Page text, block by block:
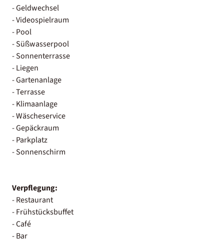
- Geldwechsel
- Videospielraum
- Pool
- Süßwasserpool
- Sonnenterrasse
- Liegen
- Gartenanlage
- Terrasse
- Klimaanlage
- Wäscheservice
- Gepäckraum
- Parkplatz
- Sonnenschirm
Verpflegung:
- Restaurant
- Frühstücksbuffet
- Café
- Bar